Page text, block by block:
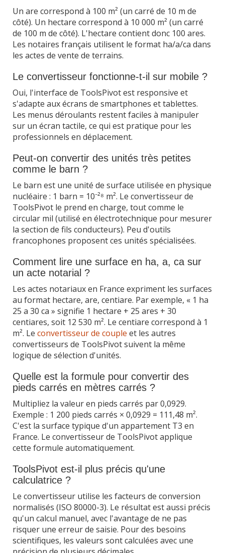
Un are correspond à 100 m² (un carré de 10 m de
côté). Un hectare correspond à 10 000 m² (un carré
de 100 m de côté). L'hectare contient donc 100 ares.
Les notaires français utilisent le format ha/a/ca dans
les actes de vente de terrains.
Le convertisseur fonctionne-t-il sur mobile ?
Oui, l'interface de ToolsPivot est responsive et
s'adapte aux écrans de smartphones et tablettes.
Les menus déroulants restent faciles à manipuler
sur un écran tactile, ce qui est pratique pour les
professionnels en déplacement.
Peut-on convertir des unités très petites
comme le barn ?
Le barn est une unité de surface utilisée en physique
nucléaire : 1 barn = 10⁻²⁸ m². Le convertisseur de
ToolsPivot le prend en charge, tout comme le
circular mil (utilisé en électrotechnique pour mesurer
la section de fils conducteurs). Peu d'outils
francophones proposent ces unités spécialisées.
Comment lire une surface en ha, a, ca sur
un acte notarial ?
Les actes notariaux en France expriment les surfaces
au format hectare, are, centiare. Par exemple, « 1 ha
25 a 30 ca » signifie 1 hectare + 25 ares + 30
centiares, soit 12 530 m². Le centiare correspond à 1
m². Le convertisseur de couple et les autres
convertisseurs de ToolsPivot suivent la même
logique de sélection d'unités.
Quelle est la formule pour convertir des
pieds carrés en mètres carrés ?
Multipliez la valeur en pieds carrés par 0,0929.
Exemple : 1 200 pieds carrés × 0,0929 = 111,48 m².
C'est la surface typique d'un appartement T3 en
France. Le convertisseur de ToolsPivot applique
cette formule automatiquement.
ToolsPivot est-il plus précis qu'une
calculatrice ?
Le convertisseur utilise les facteurs de conversion
normalisés (ISO 80000-3). Le résultat est aussi précis
qu'un calcul manuel, avec l'avantage de ne pas
risquer une erreur de saisie. Pour des besoins
scientifiques, les valeurs sont calculées avec une